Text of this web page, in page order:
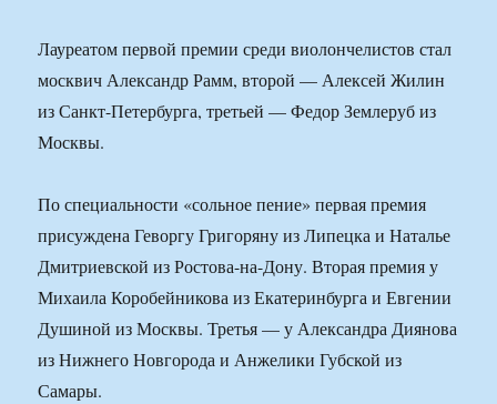
Лауреатом первой премии среди виолончелистов стал
москвич Александр Рамм, второй — Алексей Жилин
из Санкт-Петербурга, третьей — Федор Землеруб из
Москвы.
По специальности «сольное пение» первая премия
присуждена Геворгу Григоряну из Липецка и Наталье
Дмитриевской из Ростова-на-Дону. Вторая премия у
Михаила Коробейникова из Екатеринбурга и Евгении
Душиной из Москвы. Третья — у Александра Диянова
из Нижнего Новгорода и Анжелики Губской из
Самары.